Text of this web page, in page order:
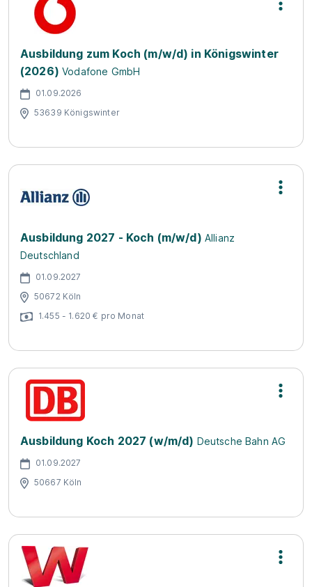
Ausbildung zum Koch (m/w/d) in Königswinter
(2026) Vodafone GmbH
01.09.2026
53639 Königswinter
Ausbildung 2027 - Koch (m/w/d) Allianz
Deutschland
01.09.2027
50672 Köln
1.455 - 1.620 € pro Monat
Ausbildung Koch 2027 (w/m/d) Deutsche Bahn AG
01.09.2027
50667 Köln